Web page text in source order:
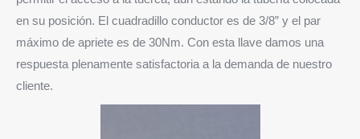
en su posición. El cuadradillo conductor es de 3/8” y el par
máximo de apriete es de 30Nm. Con esta llave damos una
respuesta plenamente satisfactoria a la demanda de nuestro
cliente.